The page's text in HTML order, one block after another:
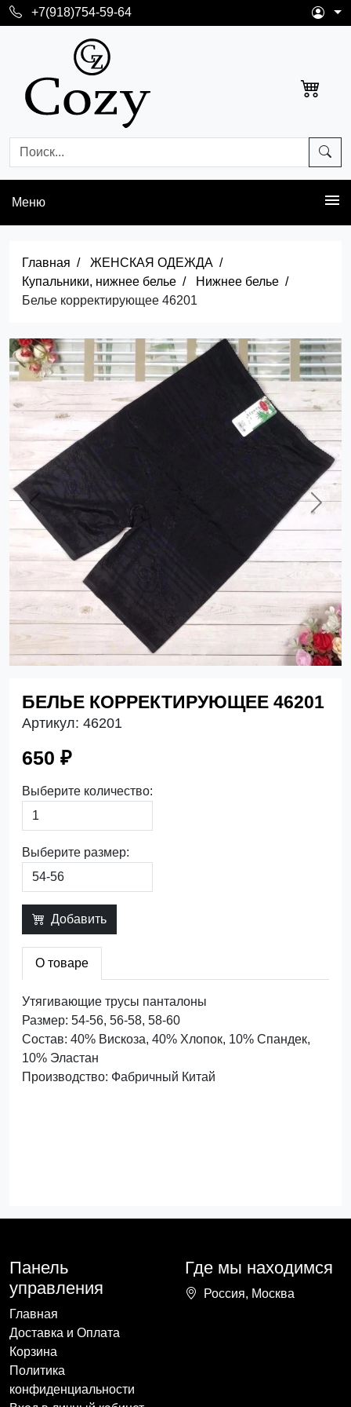
+7(918)754-59-64
Меню
Главная
ЖЕНСКАЯ ОДЕЖДА
Купальники, нижнее белье
Нижнее белье
Белье корректирующее 46201
Previous Next
БЕЛЬЕ КОРРЕКТИРУЮЩЕЕ 46201
Артикул: 46201
650 ₽
Выберите количество:
Выберите размер:
Добавить
О товаре
Утягивающие трусы панталоны
Размер: 54-56, 56-58, 58-60
Состав: 40% Вискоза, 40% Хлопок, 10% Спандек,
10% Эластан
Производство: Фабричный Китай
Панель
управления
Главная
Доставка и Оплата
Корзина
Политика
конфиденциальности
Где мы находимся
Россия, Москва